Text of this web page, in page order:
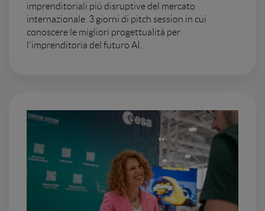
imprenditoriali più disruptive del mercato
internazionale. 3 giorni di pitch session in cui
conoscere le migliori progettualità per
l'imprenditoria del futuro AI.